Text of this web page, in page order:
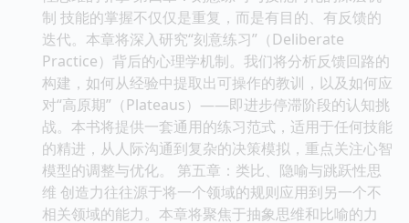
制 技能的掌握不仅仅是重复，而是有目的、有反馈的
迭代。本章将深入研究“刻意练习”（Deliberate
Practice）背后的心理学机制。我们将分析反馈回路的
构建，如何从经验中提取出可操作的教训，以及如何应
对“高原期”（Plateaus）——即进步停滞阶段的认知挑
战。本书将提供一套通用的练习范式，适用于任何技能
的精进，从人际沟通到复杂的决策模拟，重点关注心智
模型的调整与优化。 第五章：类比、隐喻与跳跃性思
维 创造力往往源于将一个领域的规则应用到另一个不
相关领域的能力。本章将聚焦于抽象思维和比喻的力